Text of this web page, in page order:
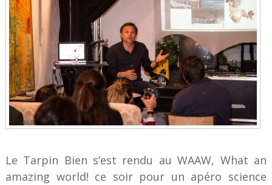
Le Tarpin Bien s’est rendu au WAAW, What an
amazing world! ce soir pour un apéro science